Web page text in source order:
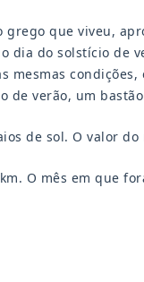
que viveu,
dia do solstício de
mesmas condições,
de verão, um
de sol. O valor
O mês em que